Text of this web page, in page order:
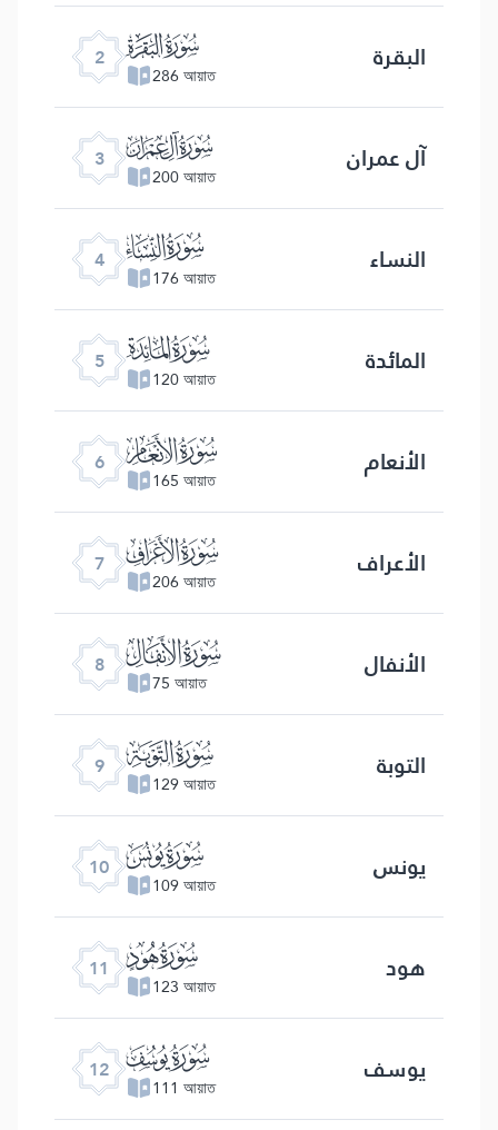
2 ﮎ
286 আয়াত البقرة
3 ﮏ
200 আয়াত آل عمران
4 ﮐ
176 আয়াত النساء
5 ﮑ
120 আয়াত المائدة
6 ﮒ
165 আয়াত الأنعام
7 ﮓ
206 আয়াত الأعراف
8 ﮔ
75 আয়াত الأنفال
9 ﮕ
129 আয়াত التوبة
10 ﮖ
109 আয়াত یونس
11 ﮗ
123 আয়াত هود
12 ﮘ
111 আয়াত یوسف